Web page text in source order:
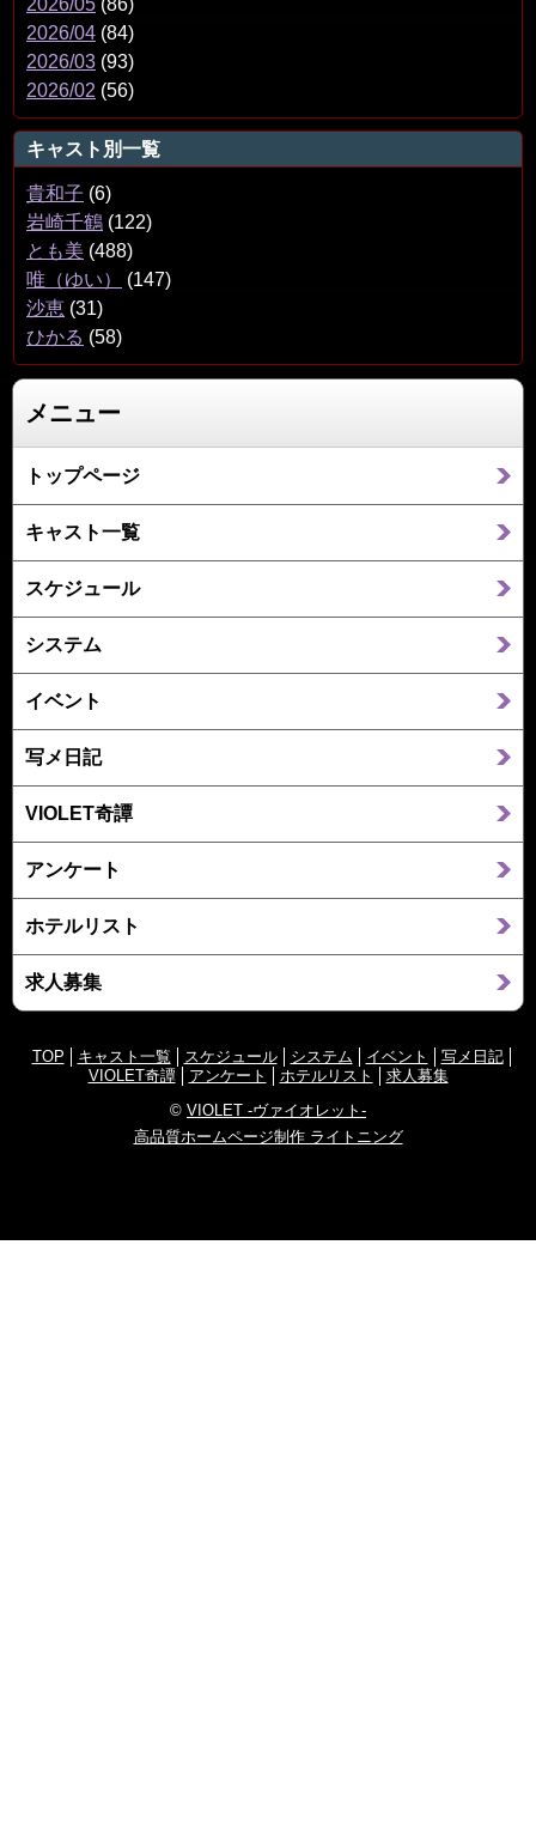
2026/04 (84)
2026/03 (93)
2026/02 (56)
キャスト別一覧
貴和子 (6)
岩崎千鶴 (122)
とも美 (488)
唯（ゆい）
(147)
沙恵 (31)
ひかる (58)
メニュー
トップページ
キャスト一覧
スケジュール
システム
イベント
写メ日記
VIOLET奇譚
アンケート
ホテルリスト
求人募集
TOP キャスト一覧 スケジュール システム イベント
写メ日記
VIOLET奇譚
アンケート ホテルリスト
求人募集
© VIOLET -ヴァイオレット-
高品質ホームページ制作 ライトニング